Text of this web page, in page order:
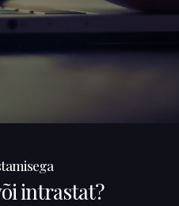
intrastat?